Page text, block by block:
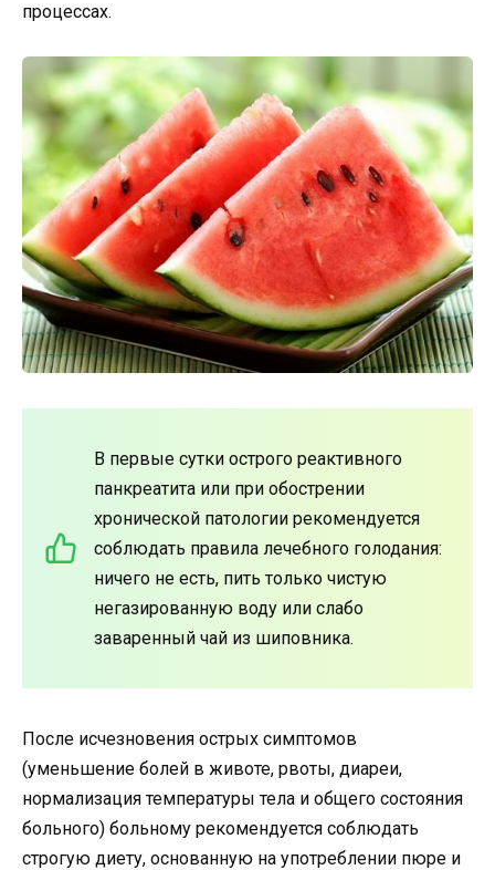
процессах.
В первые сутки острого реактивного
панкреатита или при обострении
хронической патологии рекомендуется
соблюдать правила лечебного голодания:
ничего не есть, пить только чистую
негазированную воду или слабо
заваренный чай из шиповника.
После исчезновения острых симптомов
(уменьшение болей в животе, рвоты, диареи,
нормализация температуры тела и общего состояния
больного) больному рекомендуется соблюдать
строгую диету, основанную на употреблении пюре и